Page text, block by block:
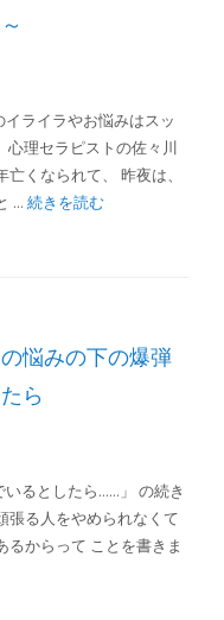
ライラやお悩みはスッ
理セラピストの佐々川
くなられて、 昨夜は、
… 続きを読む
悩みの下の爆弾
ら
るとしたら……」 の続き
張る人をやめられなくて
るからって ことを書きま